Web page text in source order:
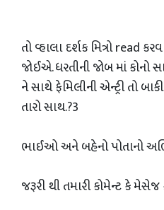
તો વ્હાલા દર્શક મિત્રો read
જોઈએ. ધરતીની જોબ માં કોનો
ને સાથે ફેમિલીની એન્ટ્રી તો
તારો સાથ.?3
ભાઈઓ અને બહેનો પોતાનો
જરૂરી થી તમારી કોમેન્ટ કે મેસેજ